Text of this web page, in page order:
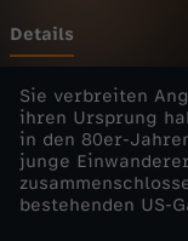
i
n
z
e
Details
Sie verbreiten
ihren Ursprung
in den 80er-
junge
bestehenden US-